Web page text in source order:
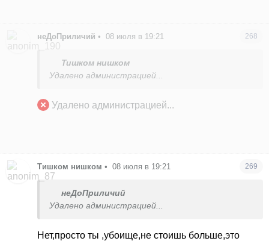
неДоПриличий • 08 июля в 19:21 268
Тишком нишком
Удалено администрацией...
Удалено администрацией...
Тишком нишком • 08 июля в 19:21 269
неДоПриличий
Удалено администрацией...
Нет,просто ты ,убоище,не стоишь больше,это